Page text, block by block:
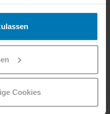
Cookies
(Hbf, Ost und
Ulm und Stuttgart.
besonders attraktive